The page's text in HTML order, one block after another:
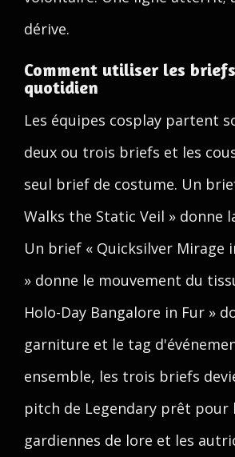
dérive.
Comment utiliser les
quotidien
Les équipes cosplay partent
deux ou trois briefs et les
seul brief de costume. Un
Walks the Static Veil » donne
Un brief « Quicksilver Mirage
» donne le mouvement du
Holo-Day Bangalore in Fur »
garniture et le tag
ensemble, les trois briefs
pitch de Legendary prêt pour
gardiennes de lore et les